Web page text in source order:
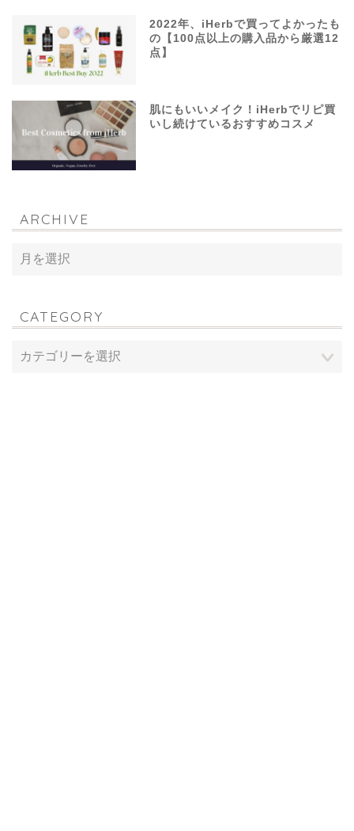
2022年、iHerbで買ってよかったも
の【100点以上の購入品から厳選12
点】
肌にもいいメイク！iHerbでリピ買
いし続けているおすすめコスメ
ARCHIVE
CATEGORY